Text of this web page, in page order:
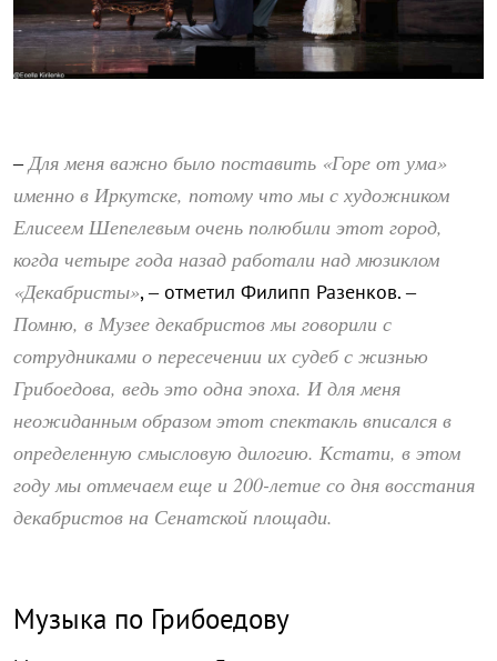
–Для меня важно было поставить «Горе от ума»
именно в Иркутске, потому что мы с художником
Елисеем Шепелевым очень полюбили этот город,
когда четыре года назад работали над мюзиклом
«Декабристы», – отметил Филипп Разенков. –
Помню, в Музее декабристов мы говорили с
сотрудниками о пересечении их судеб с жизнью
Грибоедова, ведь это одна эпоха. И для меня
неожиданным образом этот спектакль вписался в
определенную смысловую дилогию. Кстати, в этом
году мы отмечаем еще и 200-летие со дня восстания
декабристов на Сенатской площади.
Музыка по Грибоедову